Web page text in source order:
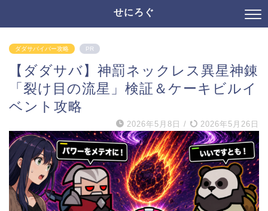
せにろぐ
ダダサバイバー攻略 PR
【ダダサバ】神罰ネックレス異星神錬
「裂け目の流星」検証＆ケーキビルイ
ベント攻略
2026年5月8日 / 2026年5月26日